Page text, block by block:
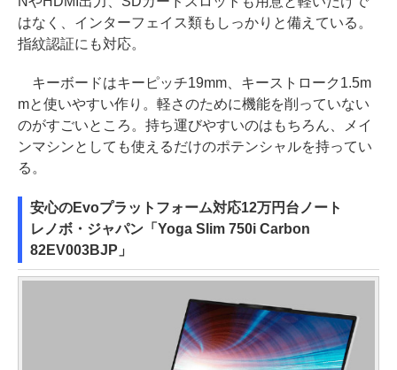
はなく、インターフェイス類もしっかりと備えている。
指紋認証にも対応。
キーボードはキーピッチ19mm、キーストローク1.5m
mと使いやすい作り。軽さのために機能を削っていない
のがすごいところ。持ち運びやすいのはもちろん、メイ
ンマシンとしても使えるだけのポテンシャルを持ってい
る。
安心のEvoプラットフォーム対応12万円台ノート
レノボ・ジャパン「Yoga Slim 750i Carbon
82EV003BJP」